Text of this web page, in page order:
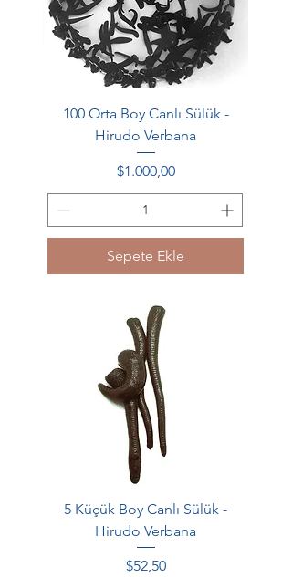
100 Orta Boy Canlı Sülük -
Hirudo Verbana
Fiyat
$1.000,00
Sepete Ekle
5 Küçük Boy Canlı Sülük -
Hirudo Verbana
Fiyat
$52,50